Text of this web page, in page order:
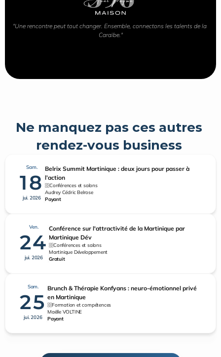
"Une rencontre peut tout changer. Ensemble, connectons les talents de la
Caraïbe."
Ne manquez pas ces autres
rendez-vous business
Sam.
18
jui. 2026
Belrix Summit Martinique : deux jours pour passer à
l’action
Conférences et salons
Audrey Cédric Belrose
Payant
Ven.
24
jui. 2026
Conférence sur l'attractivité de la Martinique par
Martinique Dév
Conférences et salons
Martinique Développement
Gratuit
Sam.
25
jui. 2026
Brunch & Thérapie Konfyans : neuro-émotionnel privé
en Martinique
Formation et compétences
Maëlle VOLTINE
Payant